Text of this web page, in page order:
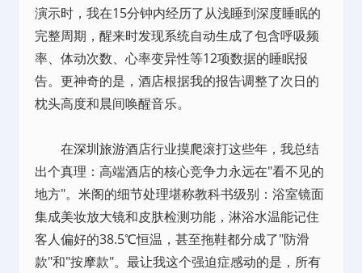
演示时，我在15分钟内经历了从浅睡到深度睡眠的
完整周期，醒来时发现系统自动生成了包含呼吸频
率、体动次数、心率变异性等12项数据的睡眠报
告。更神奇的是，酒店根据我的报告调整了次日的
枕头高度和晨间唤醒音乐。
在深圳旅游酒店行业摸爬滚打这些年，我总结
出个真理：高端酒店的核心竞争力永远在"看不见的
地方"。米阁的细节处理堪称教科书级别：浴室镜面
集成美妆放大镜和皮肤检测功能，淋浴水温能记住
客人偏好的38.5℃恒温，甚至拖鞋都分成了"防滑
款"和"按摩款"。最让我这个强迫症感动的是，所有